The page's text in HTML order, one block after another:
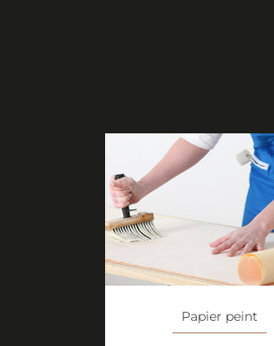
Papier peint